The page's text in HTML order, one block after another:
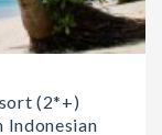
(2*+)
Indonesian